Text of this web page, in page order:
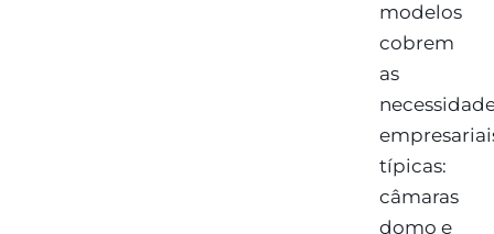
modelos
cobrem
as
típicas:
câmaras
domo e